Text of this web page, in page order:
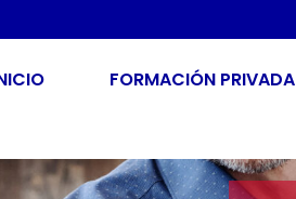
FORMACIÓN PRIVADA